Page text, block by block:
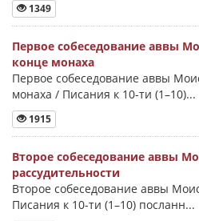
1349
Первое собеседование аввы
конце монаха
Первое собеседование аввы
монаха / Писания к 10-ти (1–10)...
1915
Второе собеседование аввы
рассудительности
Второе собеседование аввы
Писания к 10-ти (1–10) посланн...